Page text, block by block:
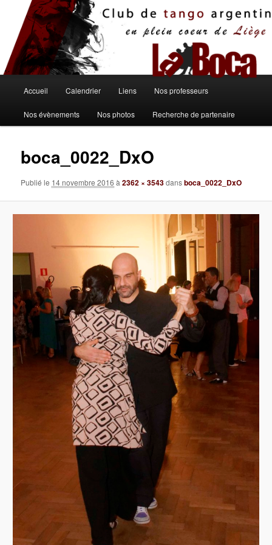
contenu
principal
principal
Accueil Calendrier Liens Nos professeurs
Nos évènements Nos photos Recherche de partenaire
boca_0022_DxO
Publié le 14 novembre 2016 à2362 × 3543dansboca_0022_DxO